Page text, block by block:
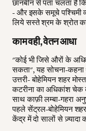
छानबीन से पता चलता है
- और इसके समूचे पश्चिमी
लिये सस्ते श्रम के श्रोत
काम वही, वेतन आधा
"कोई भी जिसे औरों के
सकता", यह सोचना-कहना
उत्तरी- बोहेमियन शहर
कटरीना का अधिकांश चेक
साथ काफ़ी लम्बा-गहरा
पहले सेंट्रल-बोहेमियन
केंद्र में दो सालों से ज़्यादा